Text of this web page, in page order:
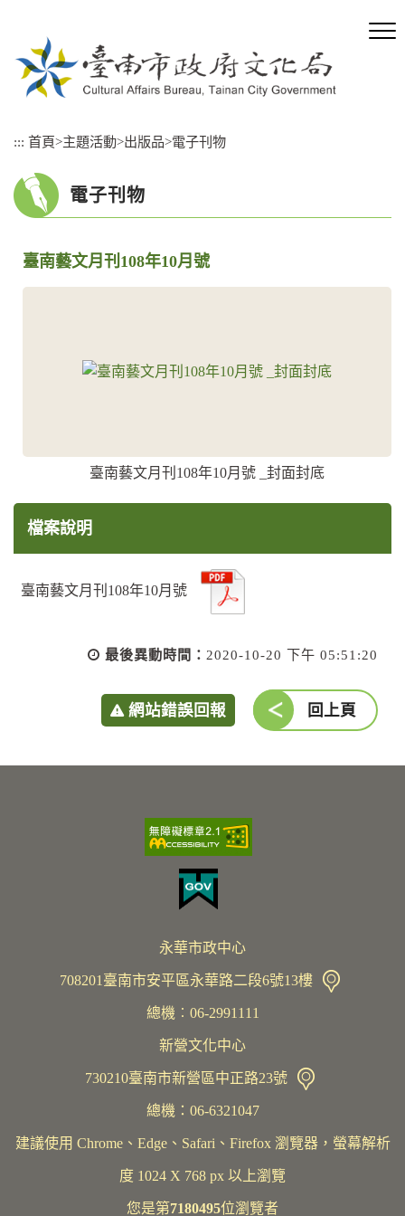
::: 首頁>主題活動>出版品>電子刊物
電子刊物
臺南藝文月刊108年10月號
臺南藝文月刊108年10月號 _封面封底
檔案說明
臺南藝文月刊108年10月號
最後異動時間： 2020-10-20 下午 05:51:20
網站錯誤回報 回上頁
永華市政中心
708201臺南市安平區永華路二段6號13樓
總機︰06-2991111
新營文化中心
730210臺南市新營區中正路23號
總機：06-6321047
建議使用 Chrome、Edge、Safari、Firefox 瀏覽器，螢幕解析
度 1024 X 768 px 以上瀏覽
您是第7180495位瀏覽者